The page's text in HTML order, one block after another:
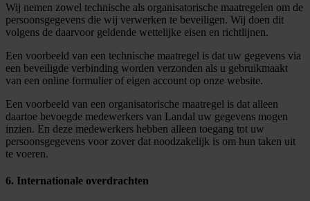
Wij nemen zowel technische als organisatorische maatregelen om de
persoonsgegevens die wij verwerken te beveiligen. Wij doen dit
volgens de daarvoor geldende wettelijke eisen en richtlijnen.
Een voorbeeld van een technische maatregel is dat uw gegevens via
een beveiligde verbinding worden verzonden als u gebruikmaakt
van een online formulier of eigen account op onze website.
Een voorbeeld van een organisatorische maatregel is dat alleen
daartoe bevoegde medewerkers van Landal uw gegevens mogen
inzien. En deze medewerkers hebben alleen toegang tot uw
persoonsgegevens voor zover dat noodzakelijk is om hun taken uit
te voeren.
6. Internationale overdrachten